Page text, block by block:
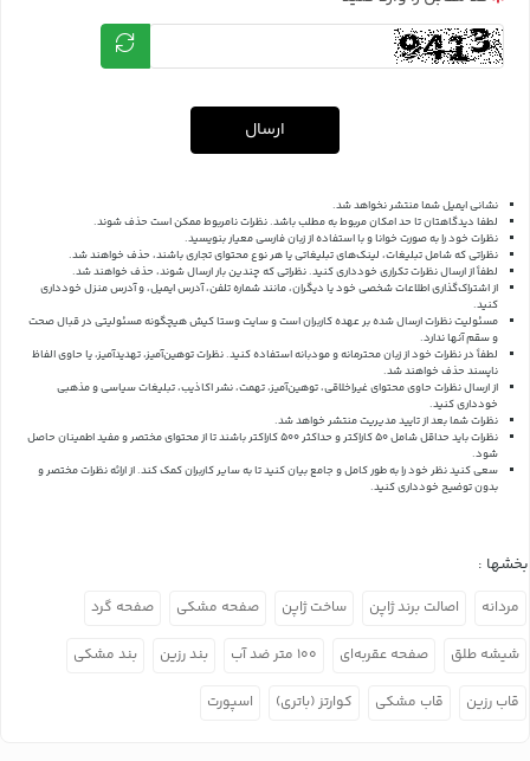
ارسال
نشانی ایمیل شما منتشر نخواهد شد.
لطفا دیدگاهتان تا حد امکان مربوط به مطلب باشد. نظرات نامربوط ممکن است حذف شوند.
نظرات خود را به صورت خوانا و با استفاده از زبان فارسی معیار بنویسید.
نظراتی که شامل تبلیغات، لینک‌های تبلیغاتی یا هر نوع محتوای تجاری باشند، حذف خواهند شد.
لطفاً از ارسال نظرات تکراری خودداری کنید. نظراتی که چندین بار ارسال شوند، حذف خواهند شد.
از اشتراک‌گذاری اطلاعات شخصی خود یا دیگران، مانند شماره تلفن، آدرس ایمیل، و آدرس منزل خودداری
کنید.
مسئولیت نظرات ارسال شده بر عهده کاربران است و سایت وستا کیش هیچگونه مسئولیتی در قبال صحت
و سقم آنها ندارد.
لطفاً در نظرات خود از زبان محترمانه و مودبانه استفاده کنید. نظرات توهین‌آمیز، تهدیدآمیز، یا حاوی الفاظ
ناپسند حذف خواهند شد.
از ارسال نظرات حاوی محتوای غیراخلاقی، توهین‌آمیز، تهمت، نشر اکاذیب، تبلیغات سیاسی و مذهبی
خودداری کنید.
نظرات شما بعد از تایید مدیریت منتشر خواهد شد.
نظرات باید حداقل شامل 50 کاراکتر و حداکثر 500 کاراکتر باشند تا از محتوای مختصر و مفید اطمینان حاصل
شود.
سعی کنید نظر خود را به طور کامل و جامع بیان کنید تا به سایر کاربران کمک کند.از ارائه نظرات مختصر و
بدون توضیح خودداری کنید.
بخشها :
مردانه اصالت برند ژاپن ساخت ژاپن صفحه مشکی صفحه گرد
شیشه طلق صفحه عقربه‌ای ۱۰۰ متر ضد آب بند رزین بند مشکی
قاب رزین قاب مشکی کوارتز (باتری) اسپورت